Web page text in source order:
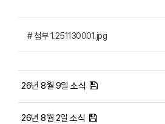
# 첨부 1.251130001.jpg
26년 8월 9일 소식
26년 8월 2일 소식